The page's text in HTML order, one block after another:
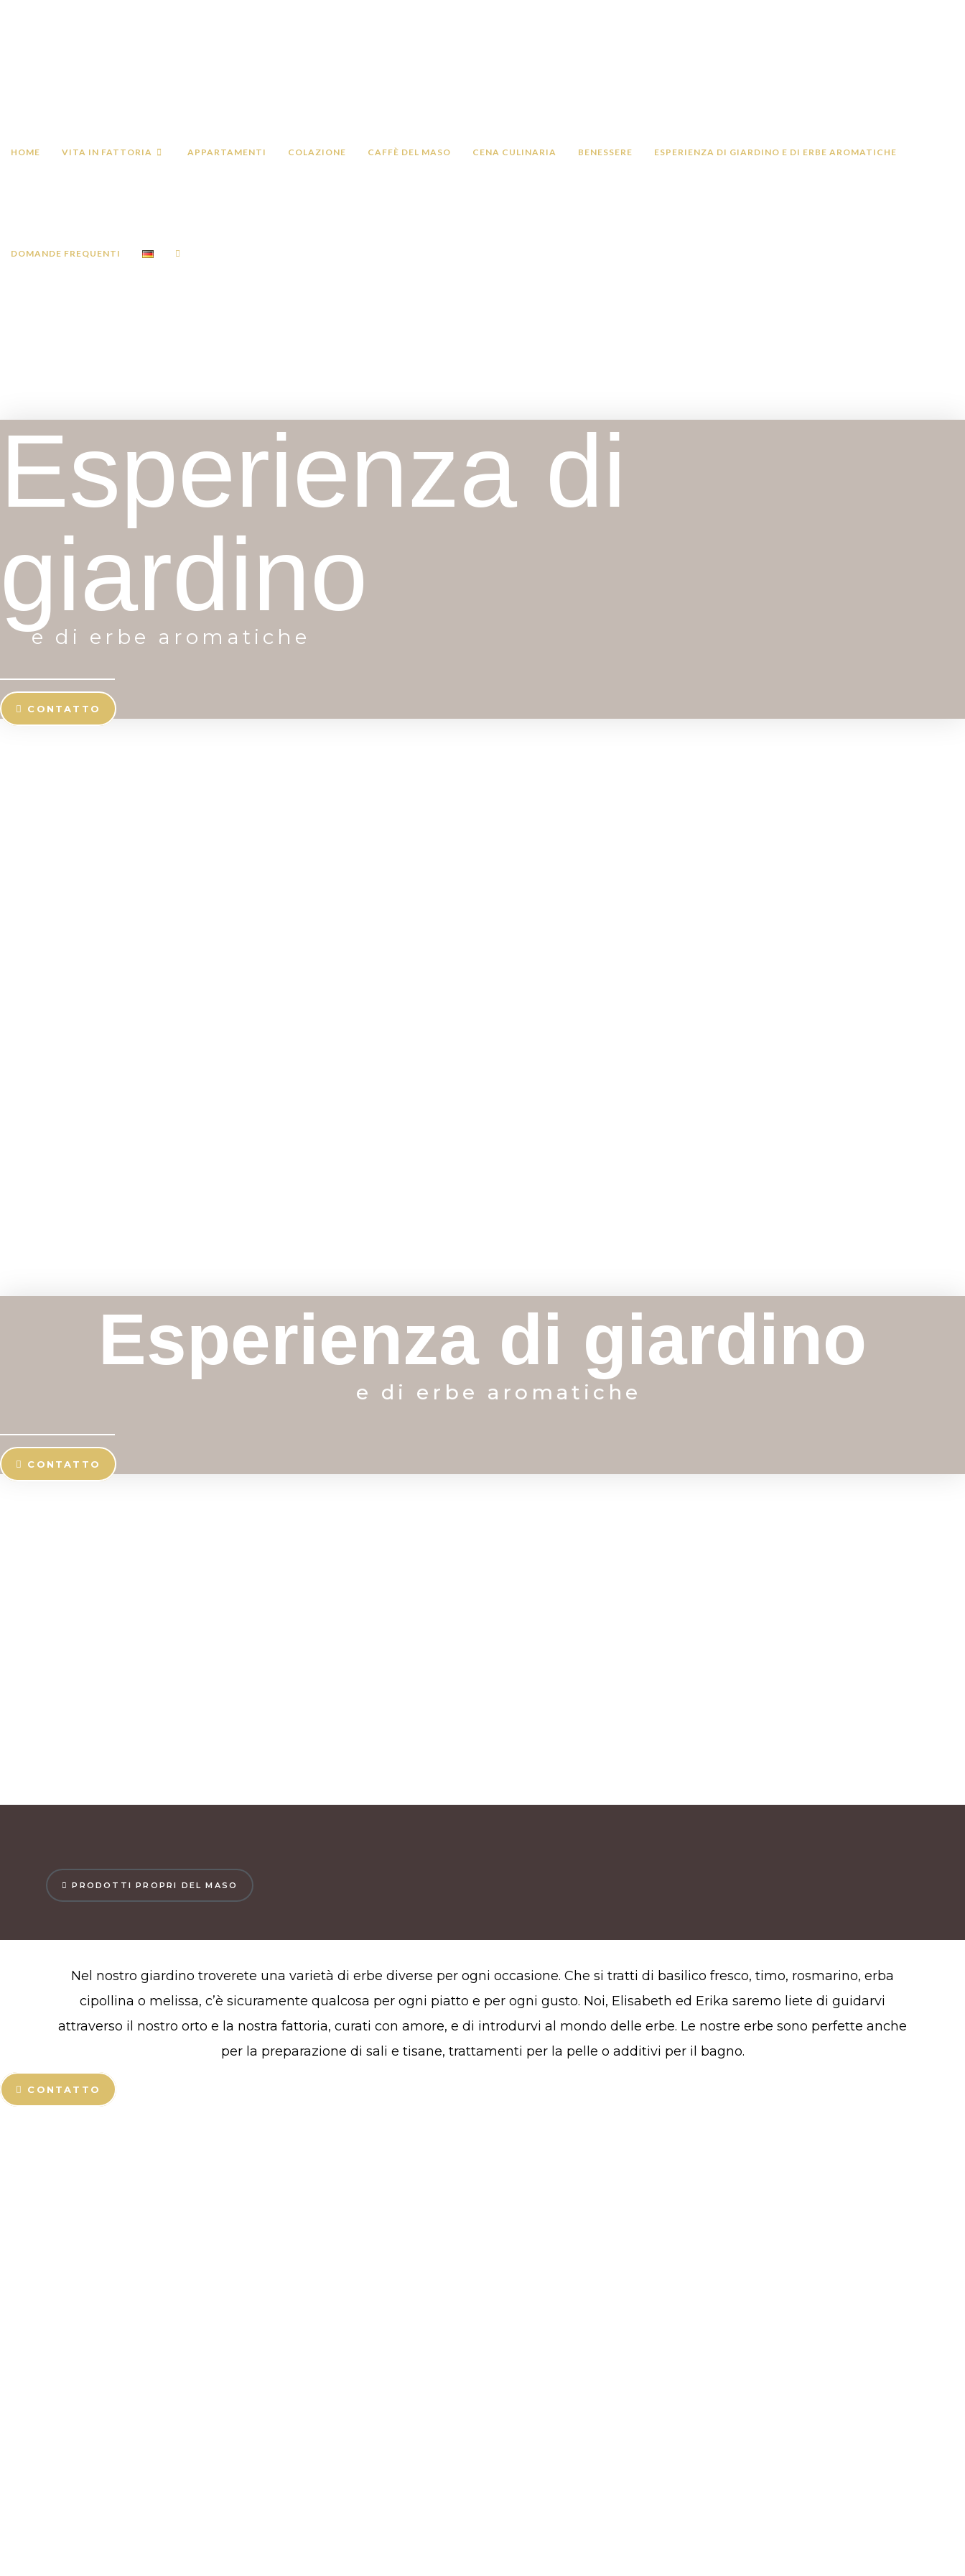
HOME VITA IN FATTORIA APPARTAMENTI COLAZIONE CAFFÈ DEL MASO CENA CULINARIA BENESSERE ESPERIENZA DI GIARDINO E DI ERBE AROMATICHE
DOMANDE FREQUENTI
Esperienza di
giardino
e di erbe aromatiche
CONTATTO
Esperienza di giardino
e di erbe aromatiche
CONTATTO
PRODOTTI PROPRI DEL MASO
Nel nostro giardino troverete una varietà di erbe diverse per ogni occasione. Che si tratti di basilico fresco, timo, rosmarino, erba
cipollina o melissa, c’è sicuramente qualcosa per ogni piatto e per ogni gusto. Noi, Elisabeth ed Erika saremo liete di guidarvi
attraverso il nostro orto e la nostra fattoria, curati con amore, e di introdurvi al mondo delle erbe. Le nostre erbe sono perfette anche
per la preparazione di sali e tisane, trattamenti per la pelle o additivi per il bagno.
CONTATTO